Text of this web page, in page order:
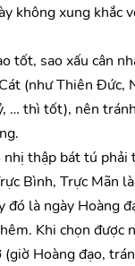
không xung khắc
tốt, sao xấu cân
(như Thiên Đức,
… thì tốt), nên
nhị thập bát tú phải
Bình, Trực Mãn
đó là ngày Hoàng
Khi chọn được
Hoàng đạo,